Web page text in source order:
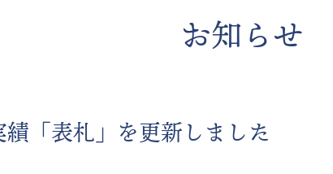
お知らせ
績「表札」を更新しました